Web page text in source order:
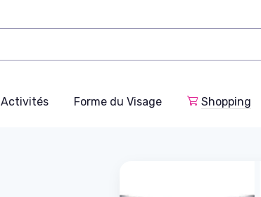
Activités Forme du Visage Shopping